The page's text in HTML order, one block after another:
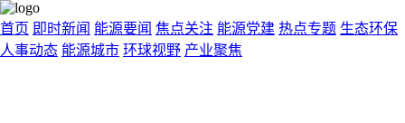
首页 即时新闻 能源要闻 焦点关注 能源党建 热点专题 生态环保
人事动态 能源城市 环球视野 产业聚焦